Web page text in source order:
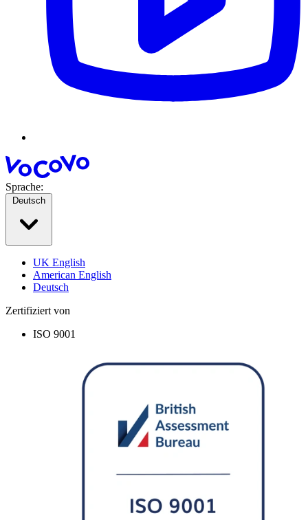
Sprache:
Deutsch
UK English
American English
Deutsch
Zertifiziert von
ISO 9001